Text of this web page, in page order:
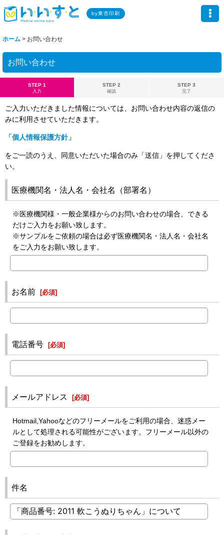
by東杏印刷
ホーム > お問い合わせ
お問い合わせ
STEP 1
入力
STEP 2
確認
STEP 3
完了
ご入力いただきました情報については、お問い合わせ内容の返信の
みに利用させていただきます。
「個人情報保護方針」
をご一読のうえ、同意いただいた場合のみ「送信」を押してくださ
い。
医療機関名・法人名・会社名（部署名）
※医療機関様・一般企業様からのお問い合わせの場合、できる
だけご入力をお願い致します。
※サンプルをご依頼の場合は必ず医療機関名・法人名・会社名
をご入力をお願い致します。
お名前 [必須]
電話番号 [必須]
メールアドレス [必須]
Hotmail,Yahooなどのフリーメールをご利用の場合、迷惑メー
ルとして処理される可能性がございます。フリーメール以外の
ご登録をお勧めします。
件名